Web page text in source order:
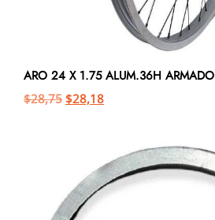
ARO 24 X 1.75 ALUM.36H ARMADO
$28,75 $28,18